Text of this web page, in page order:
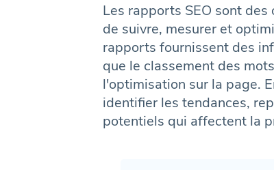
Les rapports SEO sont
de suivre, mesurer et
rapports fournissent des
que le classement des
l'optimisation sur la page.
identifier les tendances,
potentiels qui affectent la